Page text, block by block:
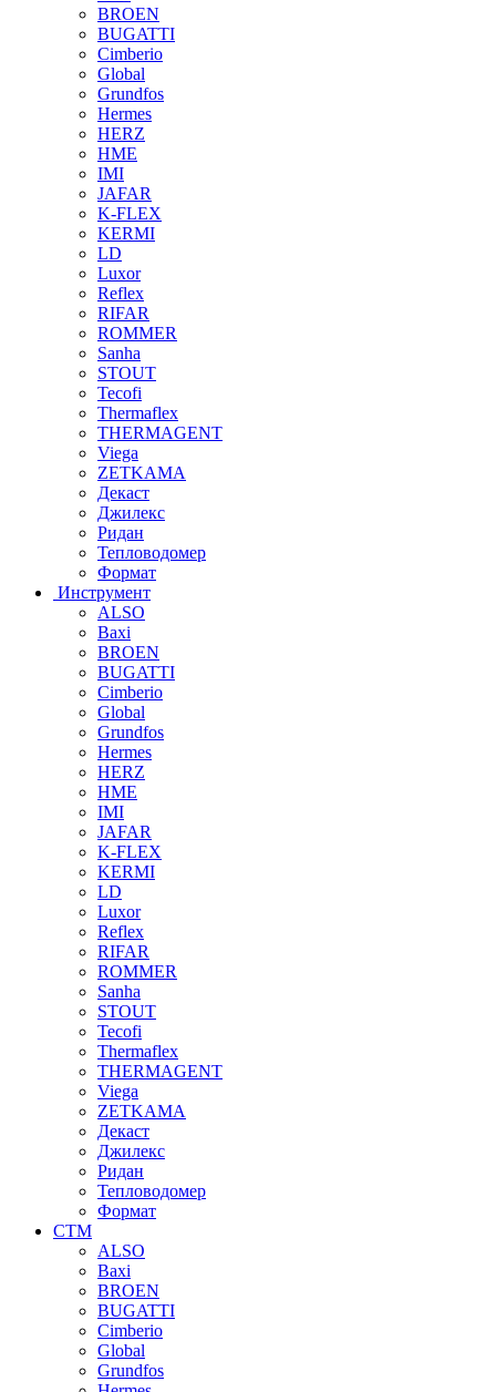
BROEN
BUGATTI
Cimberio
Global
Grundfos
Hermes
HERZ
HME
IMI
JAFAR
K-FLEX
KERMI
LD
Luxor
Reflex
RIFAR
ROMMER
Sanha
STOUT
Tecofi
Thermaflex
THERMAGENT
Viega
ZETKAMA
Декаст
Джилекс
Ридан
Тепловодомер
Формат
Инструмент
ALSO
Baxi
BROEN
BUGATTI
Cimberio
Global
Grundfos
Hermes
HERZ
HME
IMI
JAFAR
K-FLEX
KERMI
LD
Luxor
Reflex
RIFAR
ROMMER
Sanha
STOUT
Tecofi
Thermaflex
THERMAGENT
Viega
ZETKAMA
Декаст
Джилекс
Ридан
Тепловодомер
Формат
СТМ
ALSO
Baxi
BROEN
BUGATTI
Cimberio
Global
Grundfos